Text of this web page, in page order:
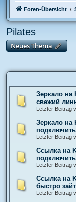
Foren-Übersicht
Pilates
Neues Thema
Зеркало на
свежий
Letzter Beitrag
Зеркало на
Letzter Beitrag
Ссылка на
Letzter Beitrag
Ссылка на
быстро
Letzter Beitrag